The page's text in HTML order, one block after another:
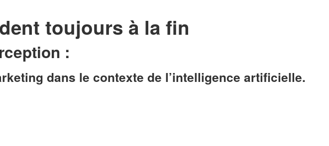
toujours à la fin
:
dans le contexte de l’intelligence artificielle.